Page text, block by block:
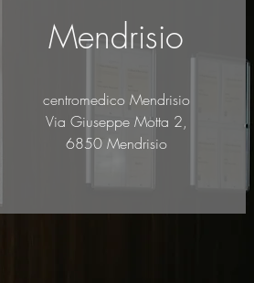
Mendrisio
centromedico Mendrisio
Via Giuseppe Motta 2,
6850 Mendrisio